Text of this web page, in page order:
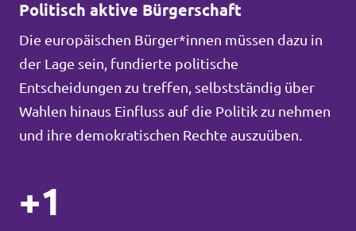
Politisch aktive Bürgerschaft
Die europäischen Bürger*innen müssen dazu in
der Lage sein, fundierte politische
Entscheidungen zu treffen, selbstständig über
Wahlen hinaus Einfluss auf die Politik zu nehmen
und ihre demokratischen Rechte auszuüben.
+1